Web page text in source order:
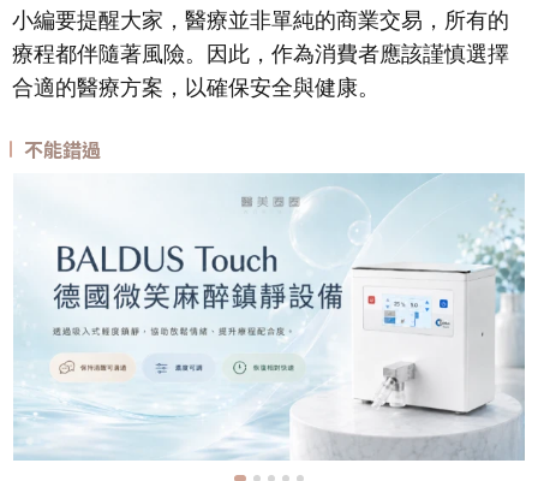
小編要提醒大家，醫療並非單純的商業交易，所有的
療程都伴隨著風險。因此，作為消費者應該謹慎選擇
合適的醫療方案，以確保安全與健康。
不能錯過